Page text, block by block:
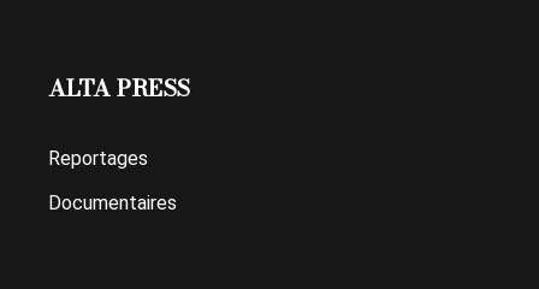
ALTA PRESS
Reportages
Documentaires